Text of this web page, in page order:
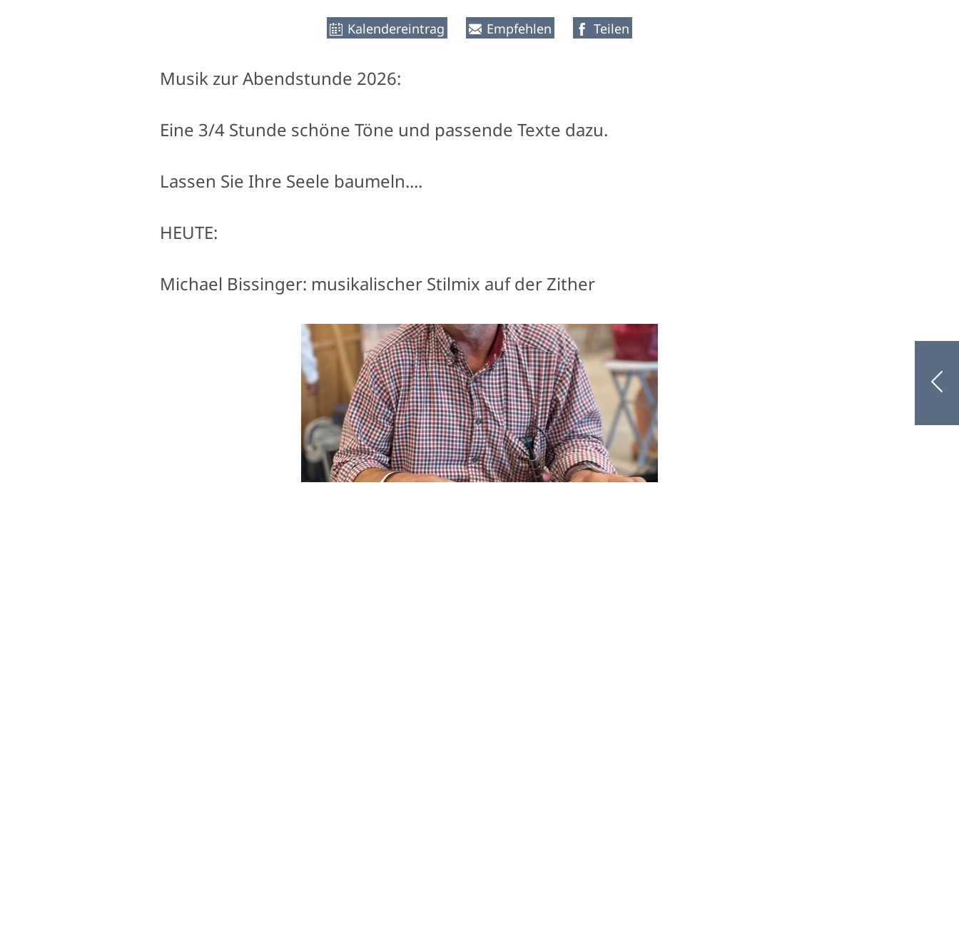
Kalendereintrag Empfehlen Teilen
Musik zur Abendstunde 2026:
Eine 3/4 Stunde schöne Töne und passende Texte dazu.
Lassen Sie Ihre Seele baumeln....
HEUTE:
Michael Bissinger: musikalischer Stilmix auf der Zither